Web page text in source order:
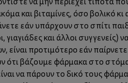
και βιταμίνες, όσο βολικό κι
εάν υπάρχουν στο σπίτι
και άλλοι συγγενείς)
είναι προτιμότερο εάν
ότι βάζουμε φάρμακα στο
να πάρουν το δικό τους